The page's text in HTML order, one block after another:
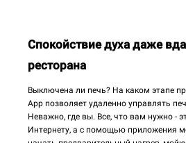
Спокойствие духа даже
ресторана
Выключена ли печь? На каком этапе
App позволяет удаленно управлять
Неважно, где вы. Все, что вам нужно -
Интернету, а с помощью приложения